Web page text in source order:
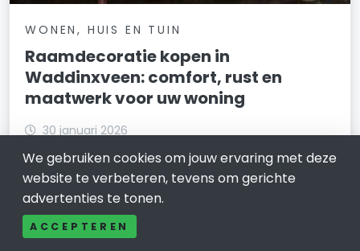
WONEN, HUIS EN TUIN
Raamdecoratie kopen in
Waddinxveen: comfort, rust en
maatwerk voor uw woning
30 januari 2026
Waar begint u als u raamdecoratie zoekt die écht past
bij uw woning in Waddinxveen? Die vraag horen we
vaak. Waddinxveen is een dorp met veel variatie.
LEES VERDER
We gebruiken cookies om jouw ervaring met deze
website te verbeteren, tevens om gerichte
advertenties te tonen.
ACCEPTEREN